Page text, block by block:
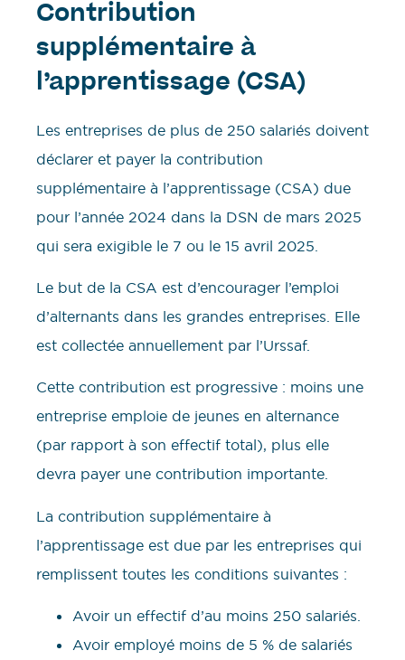
Contribution
supplémentaire à
l’apprentissage (CSA)
Les entreprises de plus de 250 salariés doivent
déclarer et payer la contribution
supplémentaire à l’apprentissage (CSA) due
pour l’année 2024 dans la DSN de mars 2025
qui sera exigible le 7 ou le 15 avril 2025.
Le but de la CSA est d’encourager l’emploi
d’alternants dans les grandes entreprises. Elle
est collectée annuellement par l’Urssaf.
Cette contribution est progressive : moins une
entreprise emploie de jeunes en alternance
(par rapport à son effectif total), plus elle
devra payer une contribution importante.
La contribution supplémentaire à
l’apprentissage est due par les entreprises qui
remplissent toutes les conditions suivantes :
Avoir un effectif d’au moins 250 salariés.
Avoir employé moins de 5 % de salariés